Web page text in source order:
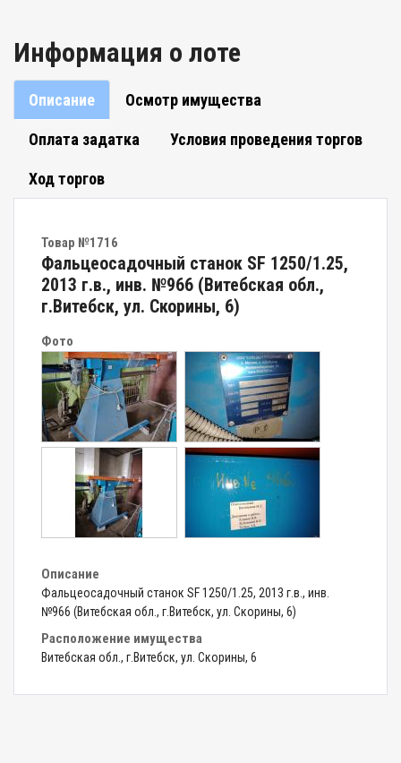
Информация о лоте
Описание Осмотр имущества
Оплата задатка Условия проведения торгов
Ход торгов
Товар №1716
Фальцеосадочный станок SF 1250/1.25,
2013 г.в., инв. №966 (Витебская обл.,
г.Витебск, ул. Скорины, 6)
Фото
Описание
Фальцеосадочный станок SF 1250/1.25, 2013 г.в., инв.
№966 (Витебская обл., г.Витебск, ул. Скорины, 6)
Расположение имущества
Витебская обл., г.Витебск, ул. Скорины, 6